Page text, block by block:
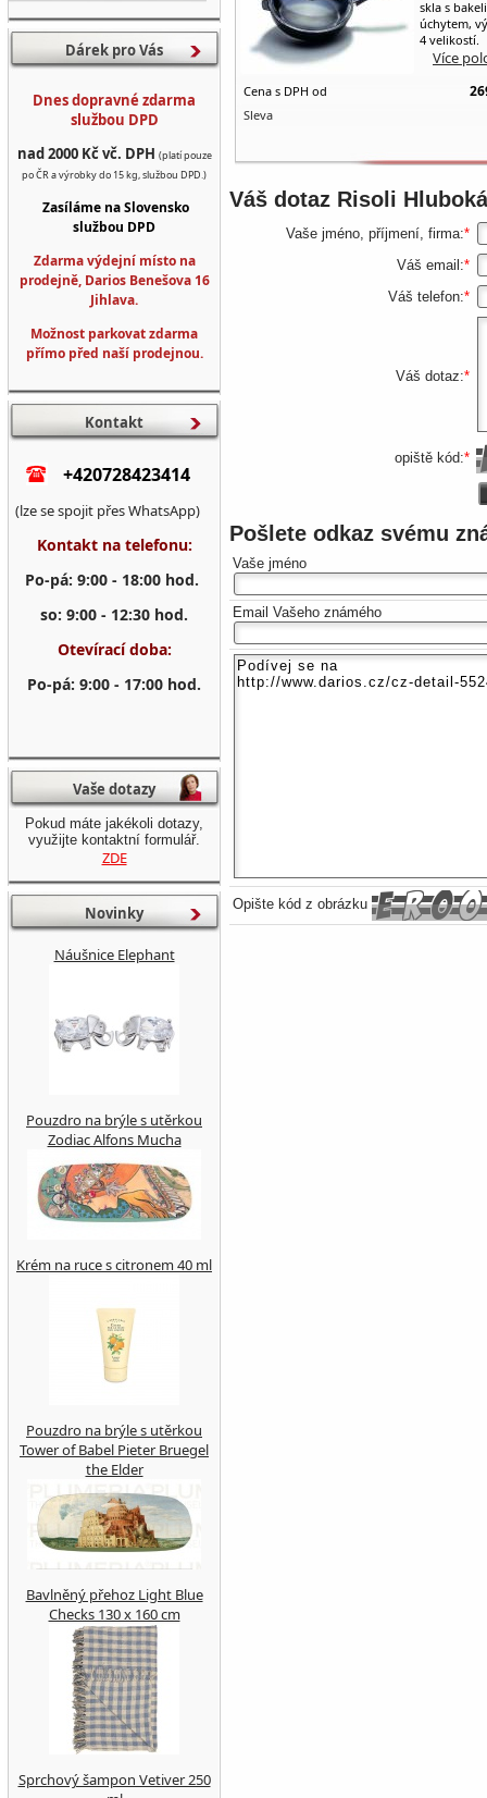
skla s
úchytem,
4 velikostí.
Více
Cena s DPH od
Sleva
Váš dotaz Risoli
Vaše jméno, příjmení, firma:*
Váš email:*
Váš telefon:*
Váš dotaz:*
opiště kód:*
Pošlete odkaz svému
Vaše jméno
Email Vašeho známého
Opište kód z obrázku
Dárek pro Vás
Dnes dopravné zdarma
službou DPD
nad 2000 Kč vč. DPH (platí pouze
po ČR a výrobky do 15 kg, službou DPD.)
Zasíláme na Slovensko
službou DPD
Zdarma výdejní místo na
prodejně, Darios Benešova 16
Jihlava.
Možnost parkovat zdarma
přímo před naší prodejnou.
Kontakt
+420728423414
(lze se spojit přes WhatsApp)
Kontakt na telefonu:
Po-pá: 9:00 - 18:00 hod.
so: 9:00 - 12:30 hod.
Otevírací doba:
Po-pá: 9:00 - 17:00 hod.
Vaše dotazy
Pokud máte jakékoli dotazy,
využijte kontaktní formulář.
ZDE
Novinky
Náušnice Elephant
Pouzdro na brýle s utěrkou
Zodiac Alfons Mucha
Krém na ruce s citronem 40 ml
Pouzdro na brýle s utěrkou
Tower of Babel Pieter Bruegel
the Elder
Bavlněný přehoz Light Blue
Checks 130 x 160 cm
Sprchový šampon Vetiver 250